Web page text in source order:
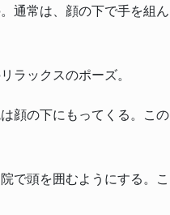
通常は、顔の下で手を組ん
ラックスのポーズ。
顔の下にもってくる。この
で頭を囲むようにする。こ